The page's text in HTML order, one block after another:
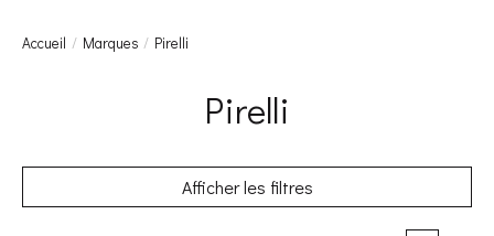
Accueil / Marques / Pirelli
Pirelli
Afficher les filtres